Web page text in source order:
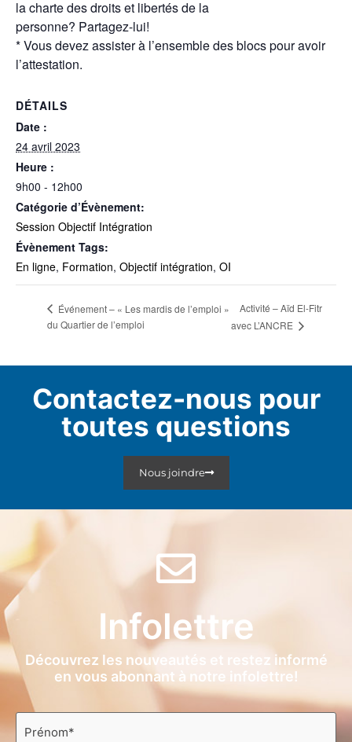
la charte des droits et libertés de la
personne? Partagez-lui!
* Vous devez assister à l’ensemble des blocs pour avoir
l’attestation.
DÉTAILS
Date :
24 avril 2023
Heure :
9h00 - 12h00
Catégorie d’Évènement:
Session Objectif Intégration
Évènement Tags:
En ligne, Formation, Objectif intégration, OI
Événement – « Les mardis de l’emploi »
du Quartier de l’emploi
Activité – Aïd El-Fitr
avec L’ANCRE
Contactez-nous pour
toutes questions
Nous joindre
Infolettre
Découvrez les nouveautés et restez informé
en vous abonnant à notre infolettre!
Prénom